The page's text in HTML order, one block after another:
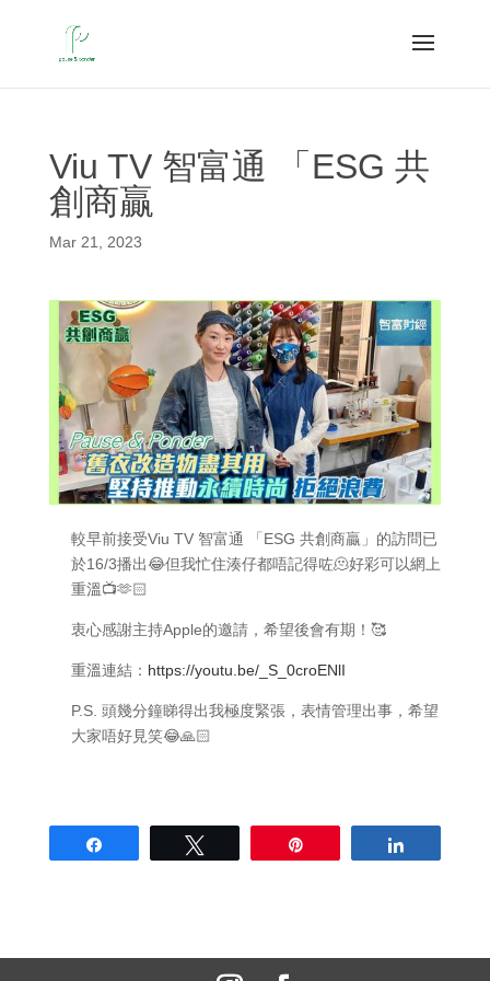
Viu TV 智富通 「ESG 共
創商贏
Mar 21, 2023
較早前接受Viu TV 智富通 「ESG 共創商贏」的訪問已
於16/3播出😂但我忙住湊仔都唔記得咗🫠好彩可以網上
重溫📺🫶🏻
衷心感謝主持Apple的邀請，希望後會有期！🥰
重溫連結： https://youtu.be/_S_0croENlI
P.S. 頭幾分鐘睇得出我極度緊張，表情管理出事，希望
大家唔好見笑😂🙏🏻